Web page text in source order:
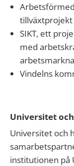
tillväxtprojekt
SIKT, ett
med
Vindelns
Universitet
Universitet och
institutionen på